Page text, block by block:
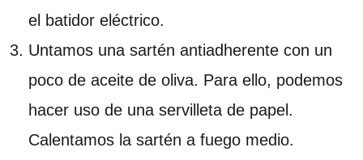
el batidor eléctrico.
Untamos una sartén antiadherente con un
poco de aceite de oliva. Para ello, podemos
hacer uso de una servilleta de papel.
Calentamos la sartén a fuego medio.